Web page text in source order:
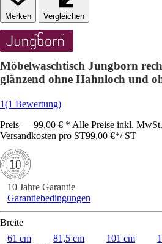
Vergleichen
Möbelwaschtisch Jungborn
glänzend ohne Hahnloch und
1(1 Bewertung)
Preis — 99,00 € * Alle Preise inkl.
Versandkosten pro ST99,00 €*/ ST
10 Jahre Garantie
Garantiebedingungen
Breite
61 cm
81,5 cm 101 cm